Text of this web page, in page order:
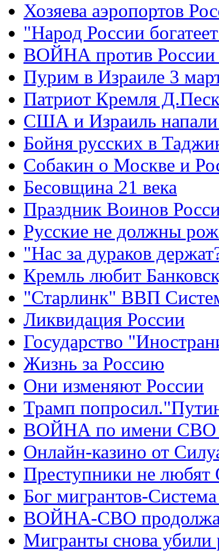
Хозяева аэропортов
"Народ России
ВОЙНА против России
Пурим в Израиле 3
Патриот Кремля
США и Израиль
Бойня русских в
Собакин о Москве и
Бесовщина 21 века
Праздник Воинов
Русские не должны
"Нас за дураков
Кремль любит
"Старлинк" ВВП
Ликвидация России
Государство
Жизнь за Россию
Они изменяют России
Трамп
ВОЙНА по имени СВО
Онлайн-казино от
Преступники не
Бог мигрантов-
ВОЙНА-СВО
Мигранты снова убили